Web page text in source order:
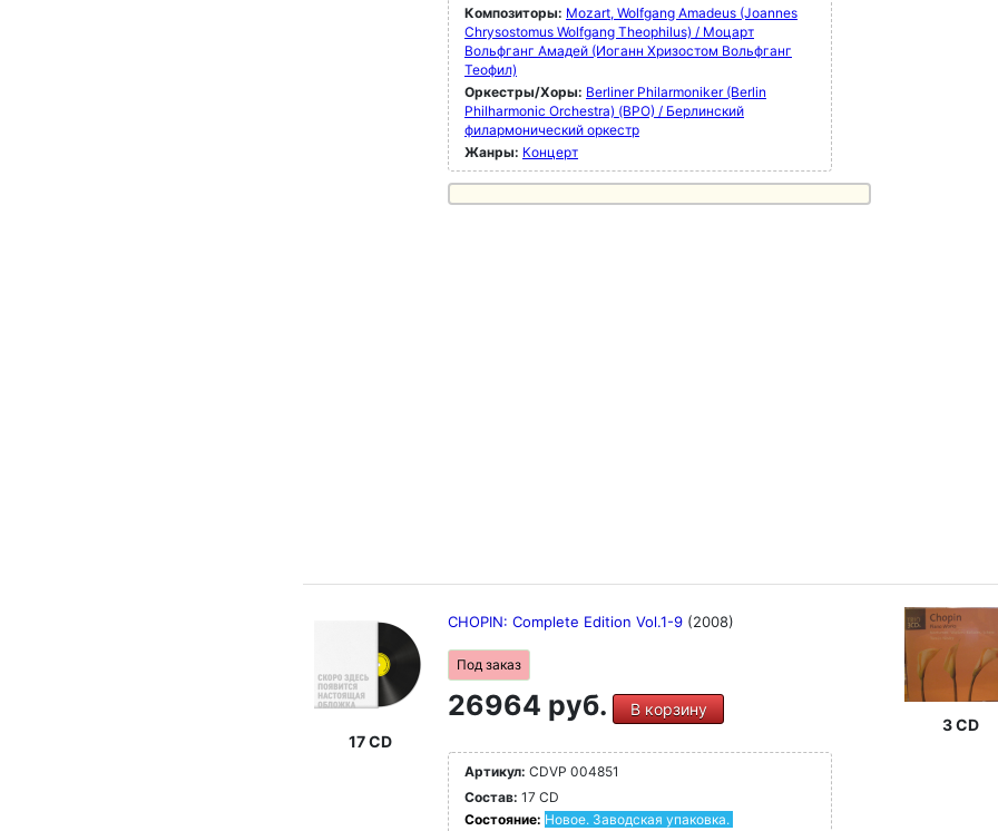
Композиторы: Mozart, Wolfgang Amadeus (Joannes
Chrysostomus Wolfgang Theophilus) / Моцарт
Вольфганг Амадей (Иоганн Хризостом Вольфганг
Теофил)
Оркестры/Хоры: Berliner Philarmoniker (Berlin
Philharmonic Orchestra) (BPO) / Берлинский
филармонический оркестр
Жанры: Концерт
17 CD
CHOPIN: Complete Edition Vol.1-9 (2008)
Под заказ
26964 руб. В корзину
Артикул: CDVP 004851
Состав: 17 CD
Состояние: Новое. Заводская упаковка.
3 CD